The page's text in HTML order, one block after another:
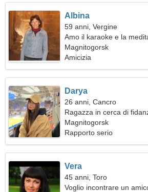
Albina
59 anni, Vergine
Amo il karaoke e la
Magnitogorsk
Amicizia
Darya
26 anni, Cancro
Ragazza in cerca di
Magnitogorsk
Rapporto serio
Vera
45 anni, Toro
Voglio incontrare un